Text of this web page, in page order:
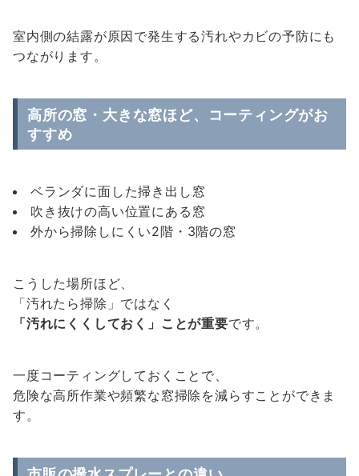
室内側の結露が原因で発生する汚れやカビの予防にも
つながります。
高所の窓・大きな窓ほど、コーティングがお
すすめ
ベランダに面した掃き出し窓
吹き抜けの高い位置にある窓
外から掃除しにくい2階・3階の窓
こうした場所ほど、
「汚れたら掃除」ではなく
「汚れにくくしておく」ことが重要です。
一度コーティングしておくことで、
危険な高所作業や頻繁な窓掃除を減らすことができま
す。